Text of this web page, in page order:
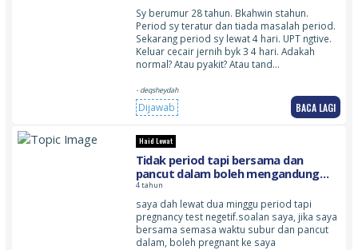
Sy berumur 28 tahun. Bkahwin stahun.
Period sy teratur dan tiada masalah period.
Sekarang period sy lewat 4 hari. UPT ngtive.
Keluar cecair jernih byk 3 4 hari. Adakah
normal? Atau pyakit? Atau tand…
- deqsheydah
Dijawab BACA LAGI
Haid Lewat
Tidak period tapi bersama dan
pancut dalam boleh mengandung
kah. bersama semasa waktu subur
tapi tidak period
4 tahun
saya dah lewat dua minggu period tapi
pregnancy test negetif.soalan saya, jika saya
bersama semasa waktu subur dan pancut
dalam, boleh pregnant ke saya